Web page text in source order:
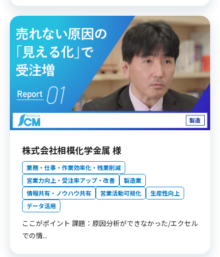
株式会社相模化学金属 様
業務・仕事・作業効率化・残業削減
営業力向上・受注率アップ・改善
製造業
情報共有・ノウハウ共有
営業活動可視化
生産性向上
データ活用
ここがポイント 課題：原因分析ができなかった/エクセル
での情...